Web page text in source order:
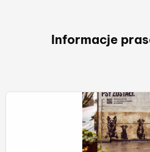
Informacje